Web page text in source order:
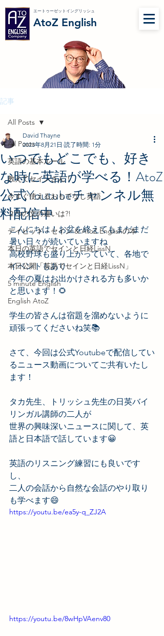
AtoZ English
エートゥーゼットイングリッシュ
記事
All Posts
英語の基本ルール
教えてセインさん！
今すぐ使えるおもてなし英語
２つの文の違いは?!
デイビッド・セイン & AtoZ Englishの本
本日の英語でセインと日経LissN
本日公開「英語でセインと日経LissN」
5 minute English
English AtoZ
All Posts
いつでもどこでも、好き
な時に英語が学べる！AtoZ
公式Youtubeチャンネル無
料配信中
David Thayne
2023年8月21日 読了時間: 1分
こんにちは！お盆を終えてもまだまだ
暑い日々が続いていますね
高校野球も盛り上がっていて、各地で
イベントもあり
今年の夏はお出かけされる方も多いか
と思います！🌻
学生の皆さんは宿題を溜めないように
頑張ってくださいね笑📚
さて、今回は公式Youtubeで配信してい
るニュース動画についてご共有いたし
ます！
タカ先生、トリッシュ先生の日英バイ
リンガル講師の二人が
世界の興味深いニュースに関して、英
語と日本語で話しています😀
英語のリスニング練習にも良いです
し、
二人の会話から自然な会話のやり取り
も学べます😄
https://youtu.be/ea5y-q_ZJ2A
https://youtu.be/8wHpVAenv80